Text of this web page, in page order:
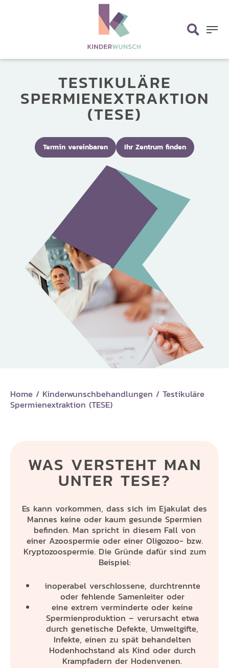
Menu
TESTIKULÄRE
SPERMIEN­EXTRAKTION
(TESE)
Termin vereinbaren Ihr Zentrum finden
Home / Kinderwunschbehandlungen /Testikuläre
Spermienextraktion (TESE)
WAS VERSTEHT MAN
UNTER TESE?
Es kann vorkommen, dass sich im Ejakulat des
Mannes keine oder kaum gesunde Spermien
befinden. Man spricht in diesem Fall von
einer Azoospermie oder einer Oligozoo- bzw.
Kryptozoospermie. Die Gründe dafür sind zum
Beispiel:
inoperabel verschlossene, durchtrennte
oder fehlende Samenleiter oder
eine extrem verminderte oder keine
Spermienproduktion – verursacht etwa
durch genetische Defekte, Umweltgifte,
Infekte, einen zu spät behandelten
Hodenhochstand als Kind oder durch
Krampfadern der Hodenvenen.